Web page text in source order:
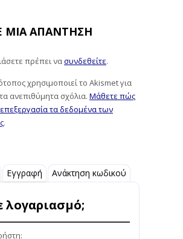
ΜΙΑ ΑΠΆΝΤΗΣΗ
πρέπει νασυνδεθείτε.
χρησιμοποιεί το Akismet για
ανεπιθύμητα σχόλια. Μάθετε πώς
τα δεδομένα των
.
Εγγραφή Ανάκτηση κωδικού
λογαριασμό;